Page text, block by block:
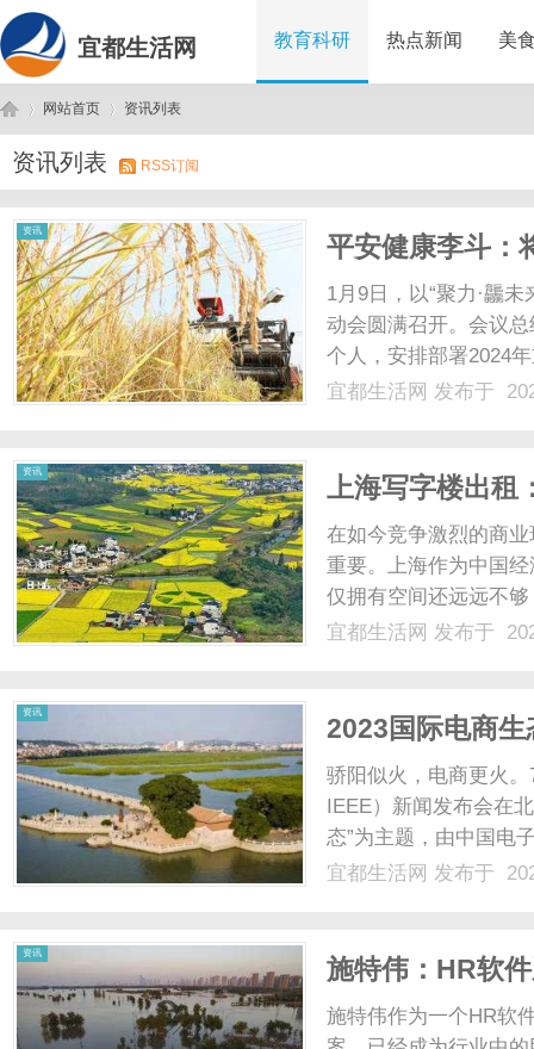
宜都生活网 教育科研 热点新闻 美
宜 ›
网站首页
›
资讯列表
资讯列表 RSS订阅
资讯
平安健康李斗：
1月9日，以“聚力·龘
动会圆满召开。会议
个人，安排部署2024
定向领航！平安健康
宜都生活网 发布于
资讯
上海写字楼出租
在如今竞争激烈的商
重要。上海作为中国
仅拥有空间还远远不
键。我所在的写作团
宜都生活网 发布于
资讯
2023国际电商
骄阳似火，电商更火
IEEE）新闻发布会在
态”为主题，由中国电
河北分社主办，由中
宜都生活网 发布于
资讯
施特伟：HR软
施特伟作为一个HR软